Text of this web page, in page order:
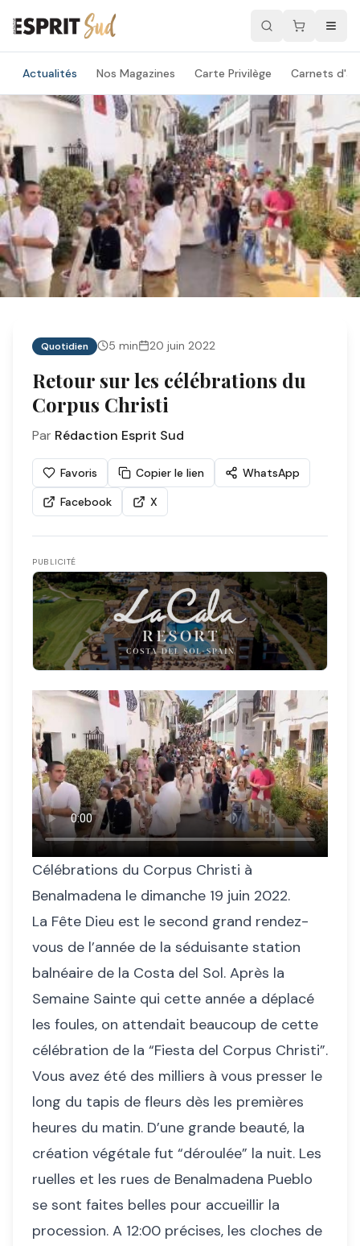
Actualités Nos Magazines Carte Privilège Carnets
Quotidien 5 min 20 juin 2022
Retour sur les célébrations du
Corpus Christi
Par Rédaction Esprit Sud
Favoris Copier le lien
WhatsApp
Facebook
X
PUBLICITÉ
Célébrations du Corpus Christi à
Benalmadena le dimanche 19 juin 2022.
La Fête Dieu est le second grand rendez-
vous de l’année de la séduisante station
balnéaire de la Costa del Sol. Après la
Semaine Sainte qui cette année a déplacé
les foules, on attendait beaucoup de cette
célébration de la “Fiesta del Corpus Christi”.
Vous avez été des milliers à vous presser le
long du tapis de fleurs dès les premières
heures du matin. D’une grande beauté, la
création végétale fut “déroulée” la nuit. Les
ruelles et les rues de Benalmadena Pueblo
se sont faites belles pour accueillir la
procession. A 12:00 précises, les cloches de